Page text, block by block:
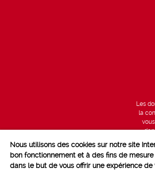
Les
la
Nous utilisons des cookies sur notre site
bon fonctionnement et à des fins de
dans le but de vous offrir une expérience de